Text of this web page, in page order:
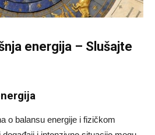
energija – Slušajte
o balansu energije i fizičkom